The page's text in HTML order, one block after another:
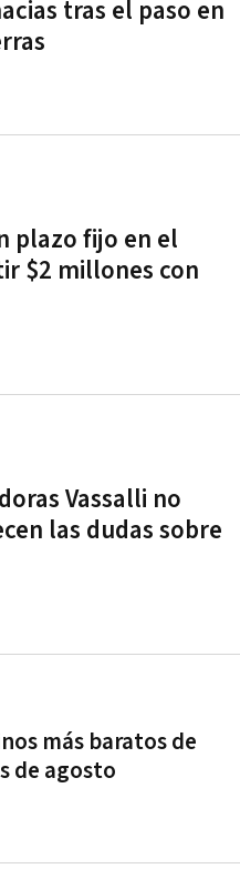
tras el paso en
plazo fijo en el
$2 millones con
Vassalli no
las dudas sobre
más baratos de
de agosto